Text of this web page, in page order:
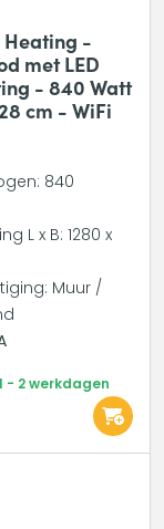
-
met LED
- 840 Watt
cm - WiFi
840
L x B: 1280 x
Muur /
- 2 werkdagen